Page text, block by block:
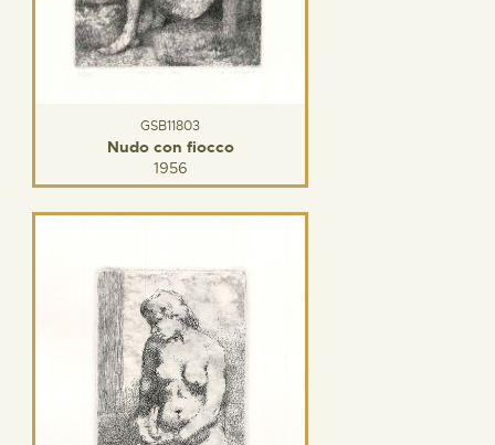
GSB11803
Nudo con fiocco
1956